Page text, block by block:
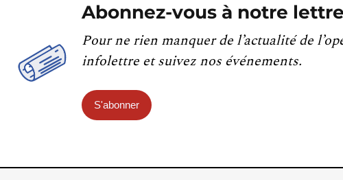
Abonnez-vous à notre
Pour ne rien manquer de l’actualité de
infolettre et suivez nos événements.
S'abonner